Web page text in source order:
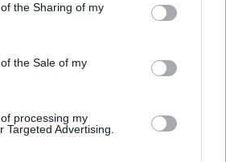
the Sharing of my
the Sale of my
processing my
Targeted Advertising.
osan lentää
lentoyhtiö –
tärkeä rajoitus